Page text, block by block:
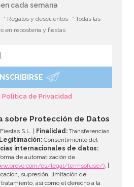
cada semana
* Regalos y descuentos
* Todas las
en repostería y fiestas
INSCRIBIRSE
Política de Privacidad
sobre Protección de Datos
S.L. | Finalidad: Transferencias
Legitimación: Consentimiento del
internacionales de datos:
de automatización de
es/legal/termsofuse/). |
supresión, limitación de
así como el derecho a la